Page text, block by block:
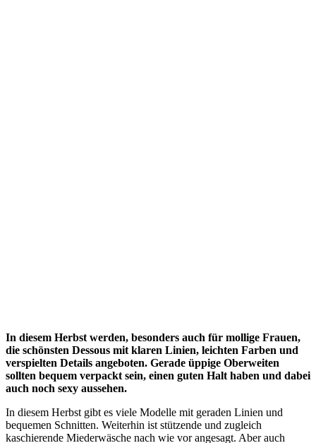
In diesem Herbst werden, besonders auch für mollige Frauen,
die schönsten Dessous mit klaren Linien, leichten Farben und
verspielten Details angeboten. Gerade üppige Oberweiten
sollten bequem verpackt sein, einen guten Halt haben und dabei
auch noch sexy aussehen.
In diesem Herbst gibt es viele Modelle mit geraden Linien und
bequemen Schnitten. Weiterhin ist stützende und zugleich
kaschierende Miederwäsche nach wie vor angesagt. Aber auch